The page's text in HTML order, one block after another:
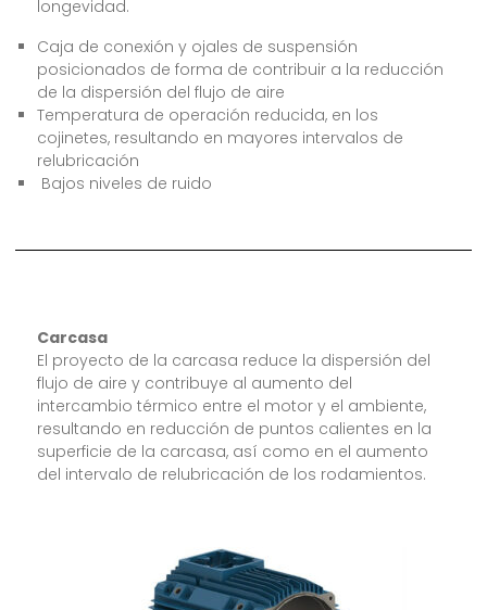
longevidad.
Caja de conexión y ojales de suspensión
posicionados de forma de contribuir a la reducción
de la dispersión del flujo de aire
Temperatura de operación reducida, en los
cojinetes, resultando en mayores intervalos de
relubricación
Bajos niveles de ruido
Carcasa
El proyecto de la carcasa reduce la dispersión del
flujo de aire y contribuye al aumento del
intercambio térmico entre el motor y el ambiente,
resultando en reducción de puntos calientes en la
superficie de la carcasa, así como en el aumento
del intervalo de relubricación de los rodamientos.